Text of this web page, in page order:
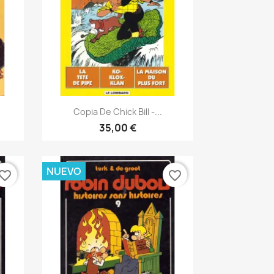
Vista rápida
Copia De Chick Bill -...
35,00 €
NUEVO favorite_border